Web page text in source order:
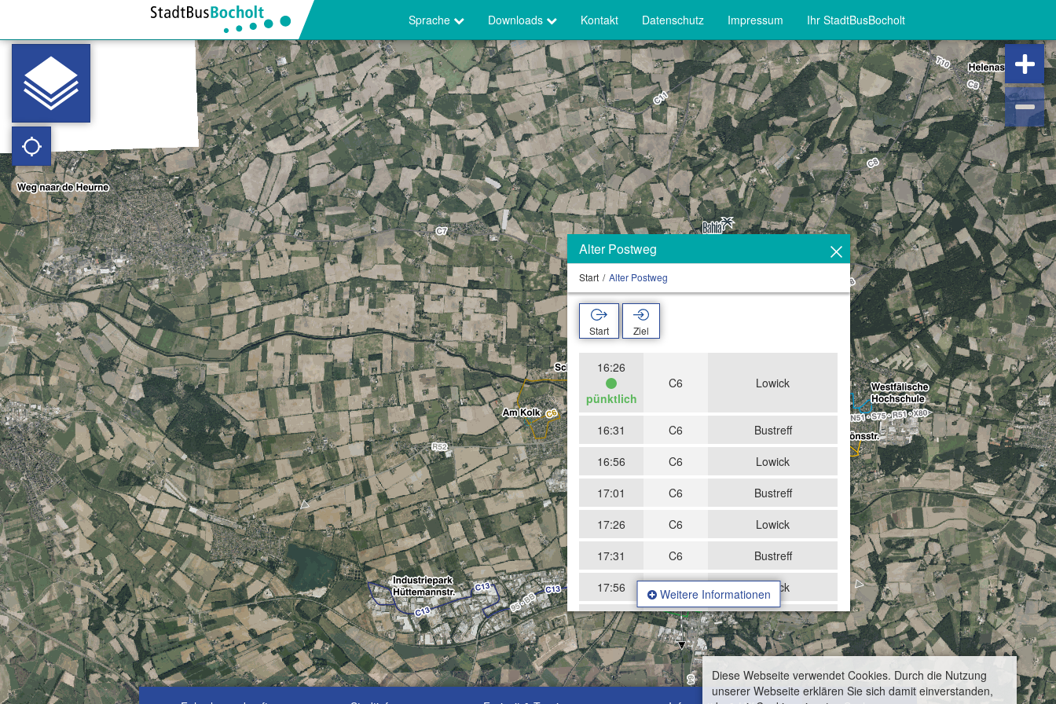
Sprache Downloads Kontakt Datenschutz Impressum Ihr StadtBusBocholt
Alter Postweg
Start Alter Postweg
Start Ziel
16:26
pünktlich
C6 Lowick
16:31 C6
Bustreff
16:56
C6
Lowick
17:01
C6
Bustreff
17:26
C6
Lowick
17:31
C6
Bustreff
17:56
C6
Lowick
18:01
C6
Bustreff
18:26
C6
Lowick
18:31
C6 Bustreff
Weitere Informationen
Diese Webseite verwendet Cookies. Durch die Nutzung
unserer Webseite erklären Sie sich damit einverstanden,